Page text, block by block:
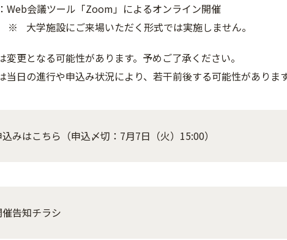
Web会議ツール「Zoom」によるオンライン開催
大学施設にご来場いただく形式では実施しません。
変更となる可能性があります。予めご了承ください。
当日の進行や申込み状況により、若干前後する可能性がありま
込みはこちら（申込〆切：7月7日（火）15:00）
催告知チラシ